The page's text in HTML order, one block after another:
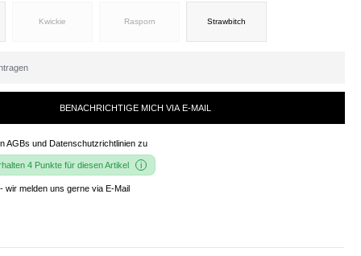
Kwickie Rasporn Strawbitch
BENACHRICHTIGE MICH VIA E-MAIL
AGBs und Datenschutzrichtlinien zu
4 Punkte für diesen Artikel
wir melden uns gerne via E-Mail